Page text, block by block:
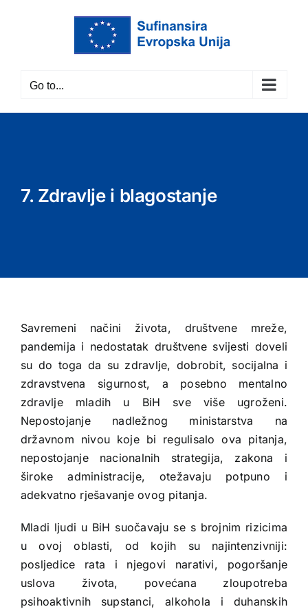
Go to...
7. Zdravlje i blagostanje
Savremeni načini života, društvene mreže,
pandemija i nedostatak društvene svijesti doveli
su do toga da su zdravlje, dobrobit, socijalna i
zdravstvena sigurnost, a posebno mentalno
zdravlje mladih u BiH sve više ugroženi.
Nepostojanje nadležnog ministarstva na
državnom nivou koje bi regulisalo ova pitanja,
nepostojanje nacionalnih strategija, zakona i
široke administracije, otežavaju potpuno i
adekvatno rješavanje ovog pitanja.
Mladi ljudi u BiH suočavaju se s brojnim rizicima
u ovoj oblasti, od kojih su najintenzivniji:
posljedice rata i njegovi narativi, pogoršanje
uslova života, povećana zloupotreba
psihoaktivnih supstanci, alkohola i duhanskih